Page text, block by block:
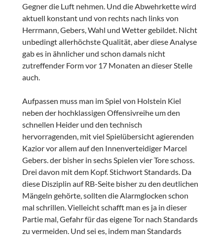
Gegner die Luft nehmen. Und die Abwehrkette wird
aktuell konstant und von rechts nach links von
Herrmann, Gebers, Wahl und Wetter gebildet. Nicht
unbedingt allerhöchste Qualität, aber diese Analyse
gab es in ähnlicher und schon damals nicht
zutreffender Form vor 17 Monaten an dieser Stelle
auch.
Aufpassen muss man im Spiel von Holstein Kiel
neben der hochklassigen Offensivreihe um den
schnellen Heider und den technisch
hervorragenden, mit viel Spielübersicht agierenden
Kazior vor allem auf den Innenverteidiger Marcel
Gebers. der bisher in sechs Spielen vier Tore schoss.
Drei davon mit dem Kopf. Stichwort Standards. Da
diese Disziplin auf RB-Seite bisher zu den deutlichen
Mängeln gehörte, sollten die Alarmglocken schon
mal schrillen. Vielleicht schafft man es ja in dieser
Partie mal, Gefahr für das eigene Tor nach Standards
zu vermeiden. Und sei es, indem man Standards